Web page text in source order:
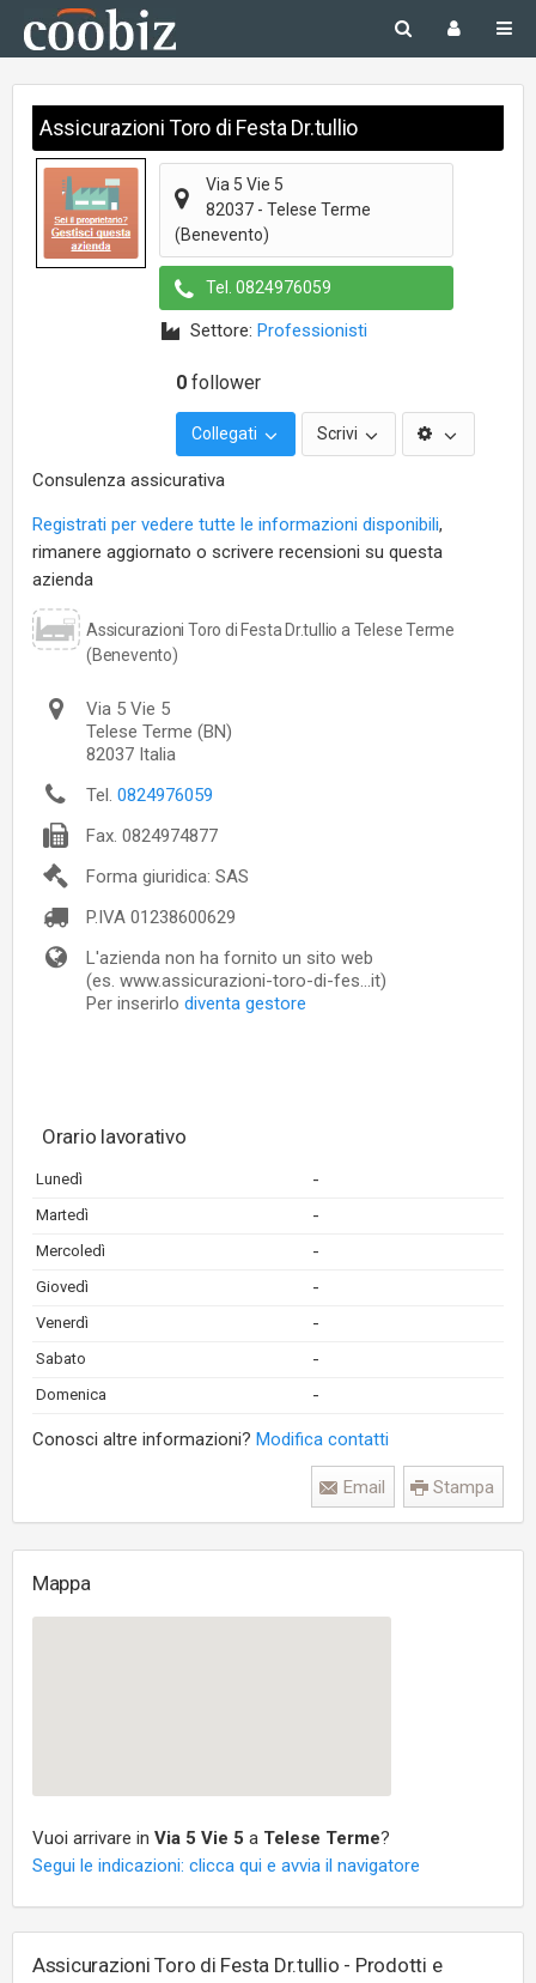
Assicurazioni Toro di Festa Dr.tullio
Via 5 Vie 5
82037 - Telese Terme
(Benevento)
Tel. 0824976059
Settore: Professionisti
0 follower
Collegati Scrivi
Consulenza assicurativa
Registrati per vedere tutte le informazioni disponibili,
rimanere aggiornato o scrivere recensioni su questa
azienda
Assicurazioni Toro di Festa Dr.tullio a Telese Terme
(Benevento)
Via 5 Vie 5
Telese Terme (BN)
82037 Italia
Tel. 0824976059
Fax. 0824974877
Forma giuridica: SAS
P.IVA 01238600629
L'azienda non ha fornito un sito web
(es. www.assicurazioni-toro-di-fes...it)
Per inserirlo diventa gestore
Orario lavorativo
Lunedì -
Martedì -
Mercoledì -
Giovedì -
Venerdì -
Sabato -
Domenica -
Conosci altre informazioni? Modifica contatti
Stampa
Email
Mappa
Vuoi arrivare in Via 5 Vie 5 a Telese Terme?
Segui le indicazioni: clicca qui e avvia il navigatore
Assicurazioni Toro di Festa Dr.tullio - Prodotti e